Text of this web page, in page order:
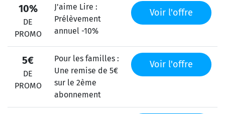
10%
DE
PROMO
J'aime Lire :
Prélèvement
annuel -10%
Voir l'offre
5€
DE
PROMO
Pour les familles :
Une remise de 5€
sur le 2ème
abonnement
Voir l'offre